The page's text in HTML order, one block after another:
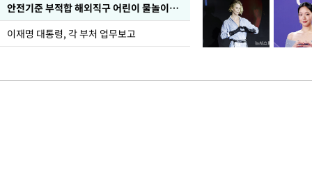
안전기준 부적합 해외직구 어린이 물놀이용품 판매 중단 요청한 서울시
이재명 대통령, 각 부처 업무보고